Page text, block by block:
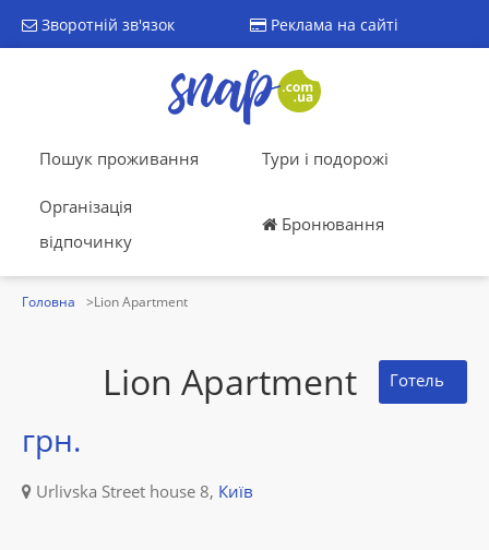
Зворотній зв'язок Реклама на сайті
Пошук проживання Тури і подорожі
Організація
відпочинку
Бронювання
Головна Lion Apartment
Lion Apartment Готель
грн.
Urlivska Street house 8, Київ